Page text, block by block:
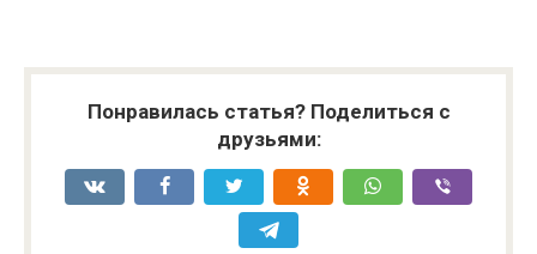
Понравилась статья? Поделиться с
друзьями: